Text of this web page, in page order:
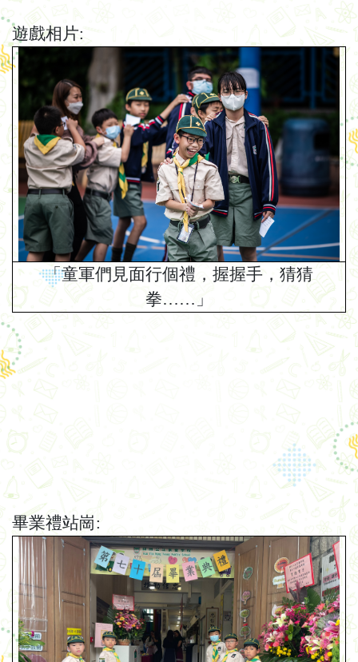
遊戲相片:
「童軍們見面行個禮 ，握握手，猜猜
拳…… 」
畢業禮站崗: